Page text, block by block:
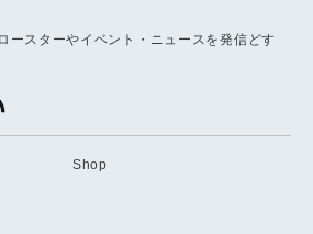
ースターやイベント・ニュースを発信どす
Shop